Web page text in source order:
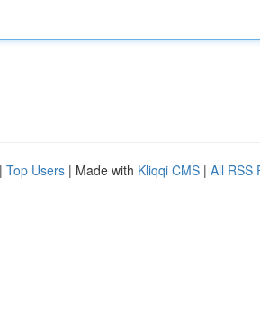
| Top Users | Made with Kliqqi CMS | All RSS